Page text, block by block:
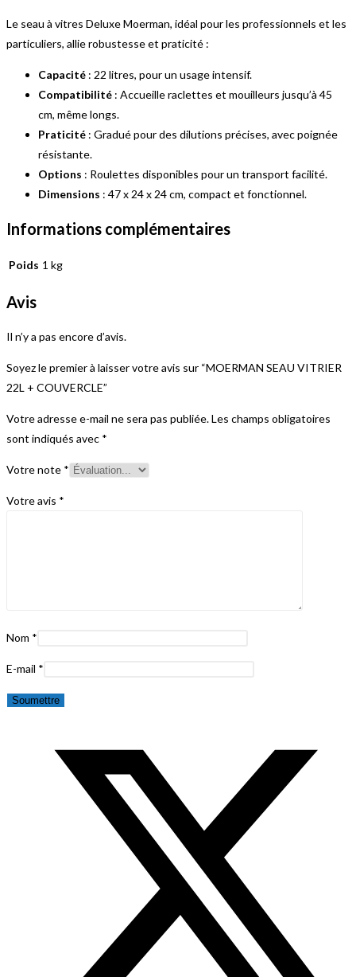
Le seau à vitres Deluxe Moerman, idéal pour les professionnels et les
particuliers, allie robustesse et praticité :
Capacité : 22 litres, pour un usage intensif.
Compatibilité : Accueille raclettes et mouilleurs jusqu’à 45
cm, même longs.
Praticité : Gradué pour des dilutions précises, avec poignée
résistante.
Options : Roulettes disponibles pour un transport facilité.
Dimensions : 47 x 24 x 24 cm, compact et fonctionnel.
Informations complémentaires
Poids 1 kg
Avis
Il n’y a pas encore d’avis.
Soyez le premier à laisser votre avis sur “MOERMAN SEAU VITRIER
22L + COUVERCLE”
Votre adresse e-mail ne sera pas publiée.Les champs obligatoires
sont indiqués avec *
Votre note *
Votre avis *
Nom *
E-mail *